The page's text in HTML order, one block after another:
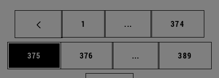
Página
1 ... Páginas intermedias
Página
374
Página
375 Página
376 ... Páginas intermedias
Página
389